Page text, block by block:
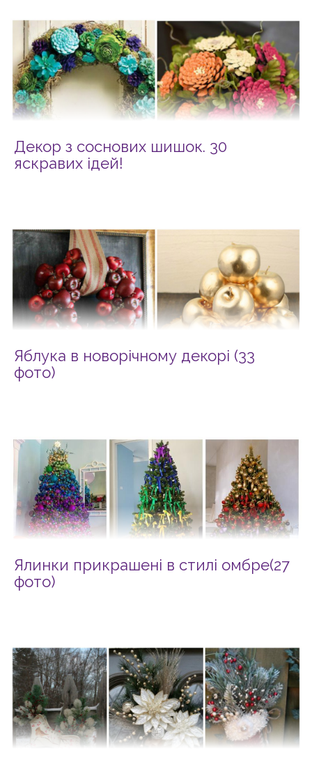
Декор з соснових шишок. 30
яскравих ідей!
Яблука в новорічному декорі (33
фото)
Ялинки прикрашені в стилі омбре(27
фото)